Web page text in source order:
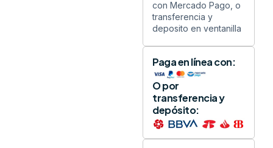
con Mercado Pago, o
transferencia y
deposito en ventanilla
Paga en línea con:
O por
transferencia y
depósito: